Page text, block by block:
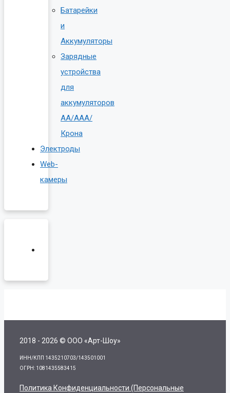
Батарейки
и
Аккумуляторы
Зарядные
устройства
для
аккумуляторов
AA/AAA/
Крона
Электроды
Web-
камеры
2018 - 2026 © ООО «Арт-Шоу»
ИНН/КПП 1435210703/143501001
ОГРН: 1081435583415
Политика Конфиденциальности (персональные